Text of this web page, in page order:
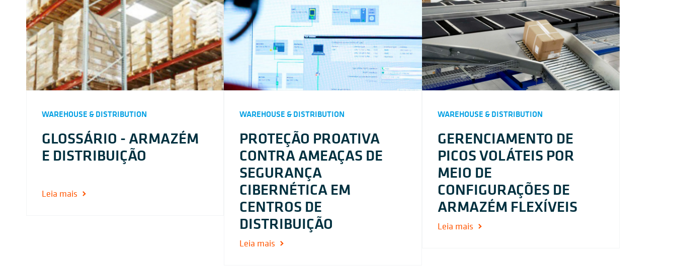
WAREHOUSE & DISTRIBUTION
GLOSSÁRIO - ARMAZÉM
E DISTRIBUIÇÃO
Leia mais
WAREHOUSE & DISTRIBUTION
PROTEÇÃO PROATIVA
CONTRA AMEAÇAS DE
SEGURANÇA
CIBERNÉTICA EM
CENTROS DE
DISTRIBUIÇÃO
Leia mais
WAREHOUSE & DISTRIBUTION
GERENCIAMENTO DE
PICOS VOLÁTEIS POR
MEIO DE
CONFIGURAÇÕES DE
ARMAZÉM FLEXÍVEIS
Leia mais